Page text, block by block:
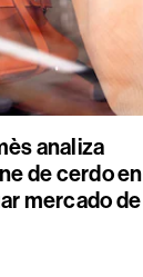
analiza
de cerdo en
mercado de